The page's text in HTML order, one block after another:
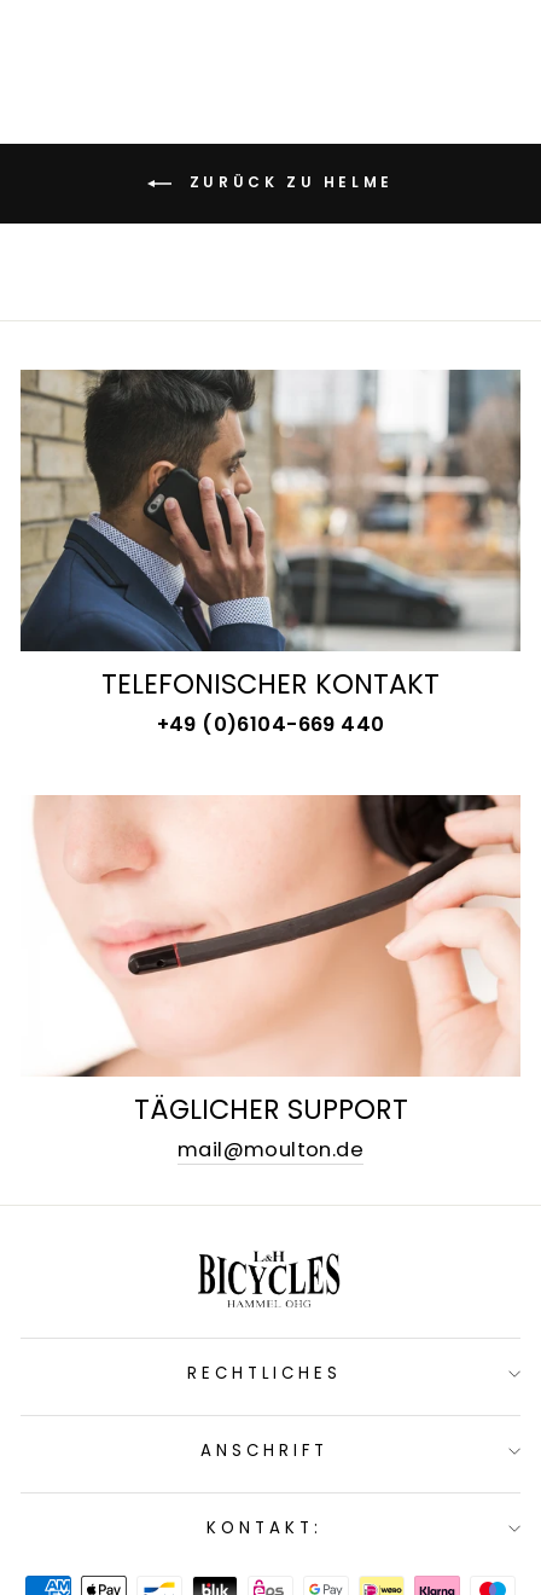
ZURÜCK ZU HELME
TELEFONISCHER KONTAKT
+49 (0)6104-669 440
TÄGLICHER SUPPORT
mail@moulton.de
RECHTLICHES
ANSCHRIFT
KONTAKT: